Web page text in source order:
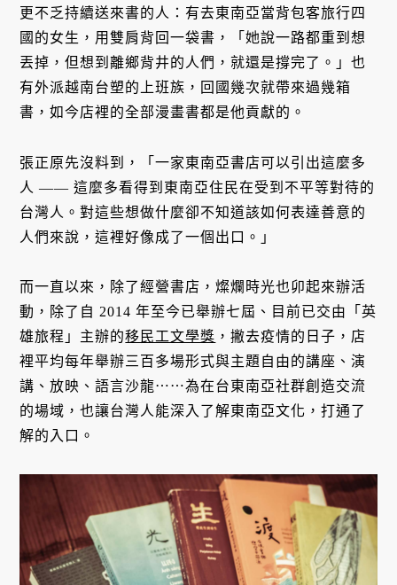
更不乏持續送來書的人：有去東南亞當背包客旅行四
國的女生，用雙肩背回一袋書，「她說一路都重到想
丟掉，但想到離鄉背井的人們，就還是撐完了。」也
有外派越南台塑的上班族，回國幾次就帶來過幾箱
書，如今店裡的全部漫畫書都是他貢獻的。
張正原先沒料到，「一家東南亞書店可以引出這麼多
人 —— 這麼多看得到東南亞住民在受到不平等對待的
台灣人。對這些想做什麼卻不知道該如何表達善意的
人們來說，這裡好像成了一個出口。」
而一直以來，除了經營書店，燦爛時光也卯起來辦活
動，除了自 2014 年至今已舉辦七屆、目前已交由「英
雄旅程」主辦的移民工文學獎 ，撇去疫情的日子，店
裡平均每年舉辦三百多場形式與主題自由的講座、演
講、放映、語言沙龍⋯⋯為在台東南亞社群創造交流
的場域，也讓台灣人能深入了解東南亞文化，打通了
解的入口。